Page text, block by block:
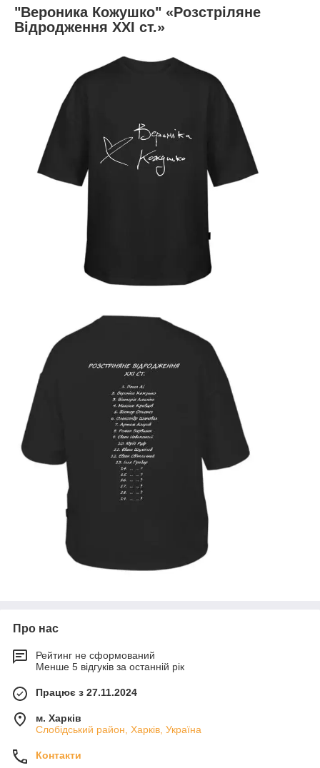
"Вероника Кожушко" «Розстріляне
Відродження ХХІ ст.»
Про нас
Рейтинг не сформований
Менше 5 відгуків за останній рік
Працює з 27.11.2024
м. Харків
Слобідський район, Харків, Україна
Контакти